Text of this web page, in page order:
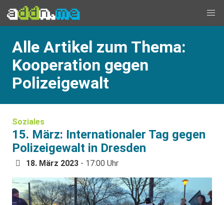
Alle Artikel zum Thema:
Kooperation gegen
Polizeigewalt
Soziales
15. März: Internationaler Tag gegen
Polizeigewalt in Dresden
18. März 2023 - 17:00 Uhr